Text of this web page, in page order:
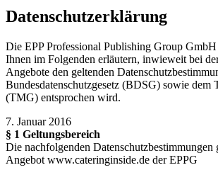
Datenschutzerklärung
Die EPP Professional Publishing Group
Ihnen im Folgenden erläutern, inwieweit bei
Angebote den geltenden
Bundesdatenschutzgesetz (BDSG) sowie dem
(TMG) entsprochen wird.
7. Januar 2016
§ 1 Geltungsbereich
Die nachfolgenden Datenschutzbestimmungen
Angebot www.cateringinside.de der EPPG